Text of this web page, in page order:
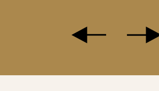
FOLLEMENT RÉTRO, CES PETITS